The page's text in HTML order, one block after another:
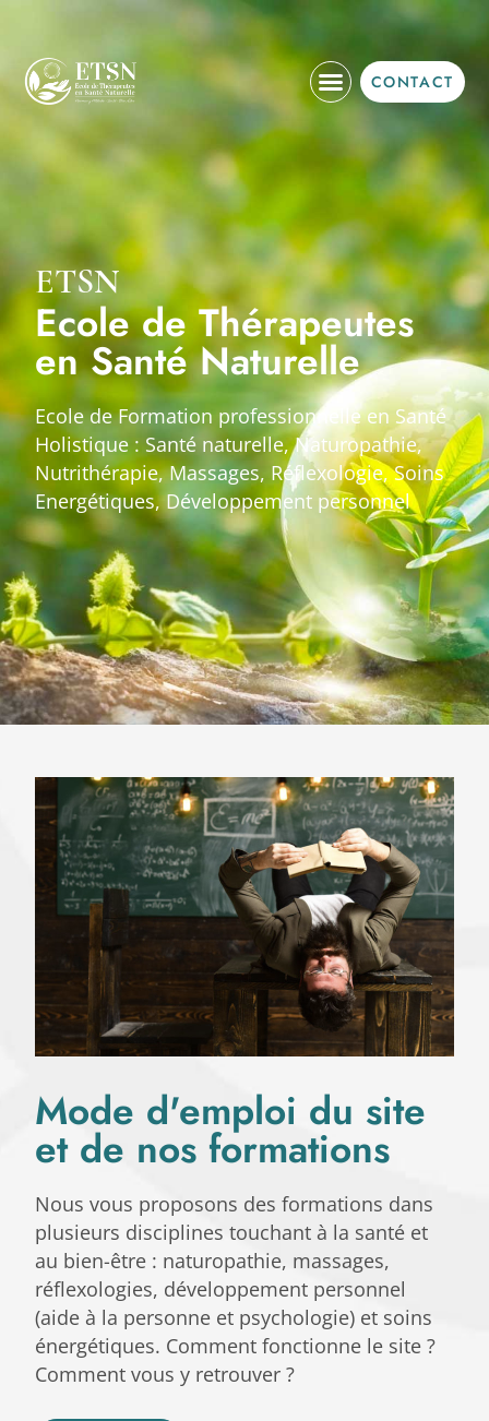
CONTACT
ETSN
Ecole de Thérapeutes
en Santé Naturelle
Ecole de Formation professionnelle en Santé
Holistique : Santé naturelle, Naturopathie,
Nutrithérapie, Massages, Réflexologie, Soins
Energétiques, Développement personnel
Mode d'emploi du site
et de nos formations
Nous vous proposons des formations dans
plusieurs disciplines touchant à la santé et
au bien-être : naturopathie, massages,
réflexologies, développement personnel
(aide à la personne et psychologie) et soins
énergétiques. Comment fonctionne le site ?
Comment vous y retrouver ?